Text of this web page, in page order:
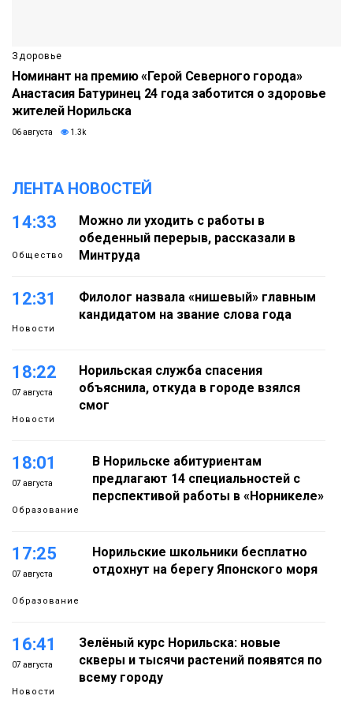
Здоровье
Номинант на премию «Герой Северного города»
Анастасия Батуринец 24 года заботится о здоровье
жителей Норильска
06 августа 1.3k
ЛЕНТА НОВОСТЕЙ
14:33
Общество
Можно ли уходить с работы в
обеденный перерыв, рассказали в
Минтруда
12:31
Новости
Филолог назвала «нишевый» главным
кандидатом на звание слова года
18:22
07 августа
Новости
Норильская служба спасения
объяснила, откуда в городе взялся
смог
18:01
07 августа
Образование
В Норильске абитуриентам
предлагают 14 специальностей с
перспективой работы в «Норникеле»
17:25
07 августа
Образование
Норильские школьники бесплатно
отдохнут на берегу Японского моря
16:41
07 августа
Новости
Зелёный курс Норильска: новые
скверы и тысячи растений появятся по
всему городу